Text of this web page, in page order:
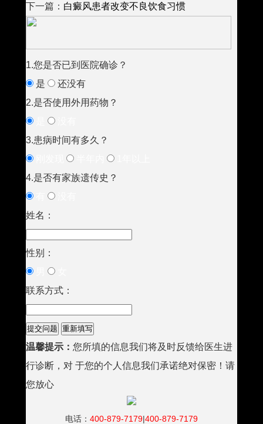
下一篇： 白癜风患者改变不良饮食习惯
1.您是否已到医院确诊？
是
还没有
2.是否使用外用药物？
3.患病时间有多久？
4.是否有家族遗传史？
姓名：
性别：
联系方式：
温馨提示： 您所填的信息我们将及时反馈给医生进
行诊断，对 于您的个人信息我们承诺绝对保密！请
您放心
电话： 400-879-7179|400-879-7179